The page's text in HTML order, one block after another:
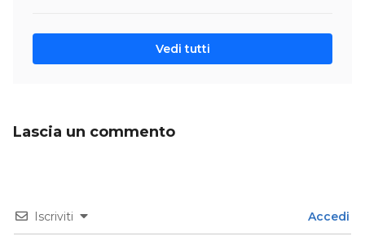
Vedi tutti
Lascia un commento
Iscriviti Accedi